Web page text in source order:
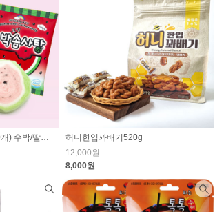
솜사탕슈가롤리(10g×10개) 수박/딸기 선택 (1개 1300원)
허니한입꽈배기520g
12,000원
8,000원